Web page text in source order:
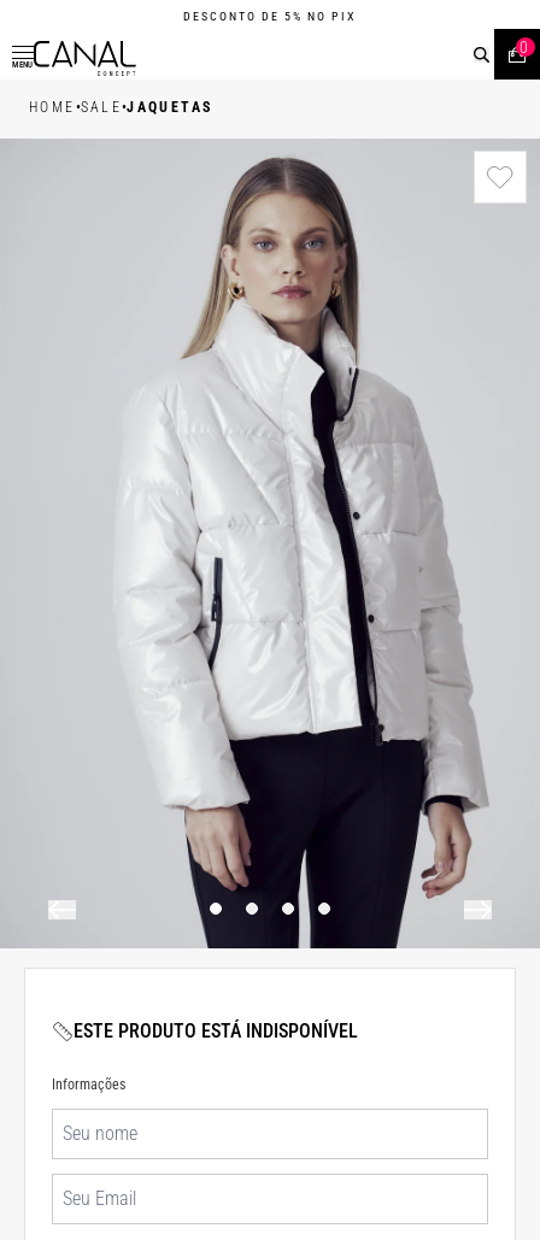
DESCONTO DE 5% NO PIX
MENU
0
HOME •SALE•JAQUETAS
ESTE PRODUTO ESTÁ INDISPONÍVEL
Informações